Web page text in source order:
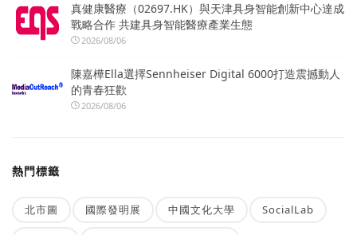
真健康醫療（02697.HK）與天津具身智能創新中心達成
戰略合作 共建具身智能醫療產業生態
2026/08/06
陳嘉樺Ella選擇Sennheiser Digital 6000打造震撼動人
的青春狂歡
2026/08/06
熱門標籤
北市圖 國際發明展 中國文化大學 SocialLab